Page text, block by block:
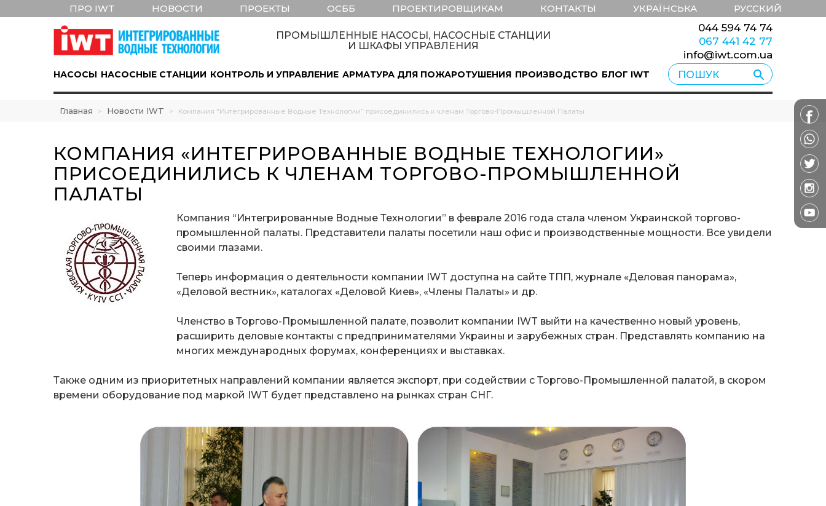
ПРО IWT НОВОСТИ ПРОЕКТЫ ОСББ ПРОЕКТИРОВЩИКАМ КОНТАКТЫ УКРАЇНСЬКА РУССКИЙ
ПРОМЫШЛЕННЫЕ НАСОСЫ, НАСОСНЫЕ СТАНЦИИ
И ШКАФЫ УПРАВЛЕНИЯ
044 594 74 74
067 441 42 77
info@iwt.com.ua
НАСОСЫ НАСОСНЫЕ СТАНЦИИ КОНТРОЛЬ И УПРАВЛЕНИЕ АРМАТУРА ДЛЯ ПОЖАРОТУШЕНИЯ ПРОИЗВОДСТВО БЛОГ IWT
Главная > Новости IWT > Компания “Интегрированные Водные Технологии” присоединились к членам Торгово-Промышленной Палаты
КОМПАНИЯ «ИНТЕГРИРОВАННЫЕ ВОДНЫЕ ТЕХНОЛОГИИ»
ПРИСОЕДИНИЛИСЬ К ЧЛЕНАМ ТОРГОВО-ПРОМЫШЛЕННОЙ
ПАЛАТЫ
Компания “Интегрированные Водные Технологии” в феврале 2016 года стала членом Украинской торгово-
промышленной палаты. Представители палаты посетили наш офис и производственные мощности. Все увидели
своими глазами.
Теперь информация о деятельности компании IWT доступна на сайте ТПП, журнале «Деловая панорама»,
«Деловой вестник», каталогах «Деловой Киев», «Члены Палаты» и др.
Членство в Торгово-Промышленной палате, позволит компании IWT выйти на качественно новый уровень,
расширить деловые контакты с предпринимателями Украины и зарубежных стран. Представлять компанию на
многих международных форумах, конференциях и выставках.
Также одним из приоритетных направлений компании является экспорт, при содействии с Торгово-Промышленной палатой, в скором
времени оборудование под маркой IWT будет представлено на рынках стран СНГ.